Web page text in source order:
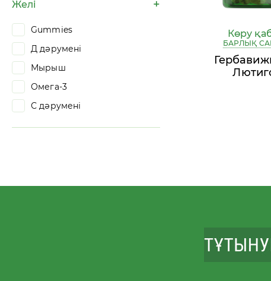
Желі
Gummies
Д дәрумені
Мырыш
Омега-3
С дәрумені
Көру
БАРЛЫҚ